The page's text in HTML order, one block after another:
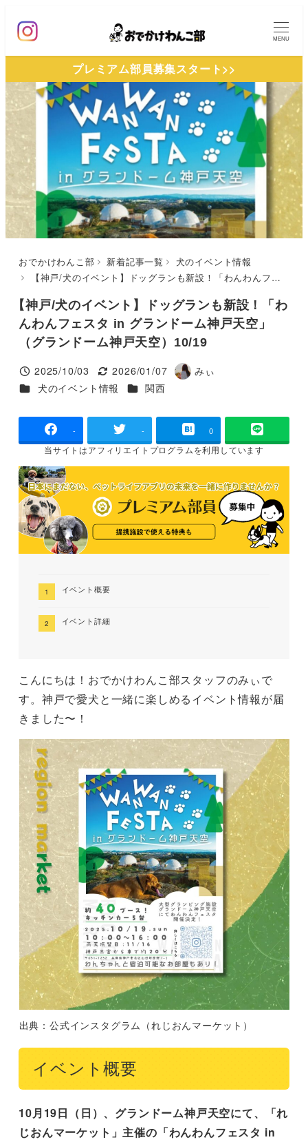
ン
ン
テ
ン
ツ
へ
動
MENU
プレミアム部員募集スタート>>
おでかけわんこ部 新着記事一覧
犬のイベント情報
【神戸/犬のイベント】ドッグランも新設！「わんわんフェスタ in グランドーム神戸天空」（グランドーム神戸天空）10/19
【神戸/犬のイベント】ドッグランも新設！「わ
んわんフェスタ in グランドーム神戸天空」
（グランドーム神戸天空）10/19
投稿日
2025/10/03
更新日
2026/01/07
著
みぃ
カテゴリー
犬のイベント情報 カテゴリー
関西
- - 0
当サイトはアフィリエイトプログラムを利用しています
イベント概要
イベント詳細
こんにちは！おでかけわんこ部スタッフのみぃで
す。神戸で愛犬と一緒に楽しめるイベント情報が届
きました〜！
出典：公式インスタグラム（れじおんマーケット）
イベント概要
10月19日（日）、グランドーム神戸天空にて、「れ
じおんマーケット」主催の「わんわんフェスタ in